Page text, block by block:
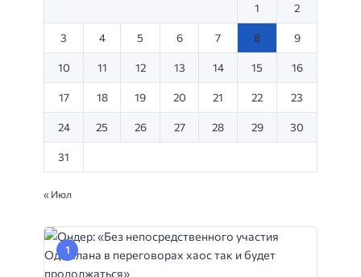
1 2
3 4 5 6 7 8 9
10 11 12 13 14 15 16
17 18 19 20 21 22 23
24 25 26 27 28 29 30
31
« Июл